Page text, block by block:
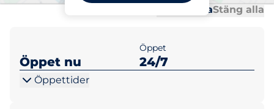
Öppna allaStäng alla
Öppet nu
Öppet
24/7
Öppettider